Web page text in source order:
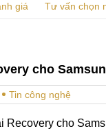
giá Tư vấn chọn
cho
Tin công nghệ
Recovery cho